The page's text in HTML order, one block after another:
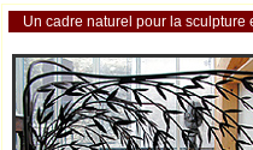
Un cadre naturel pour la sculpture